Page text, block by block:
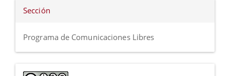
Sección
Programa de Comunicaciones Libres